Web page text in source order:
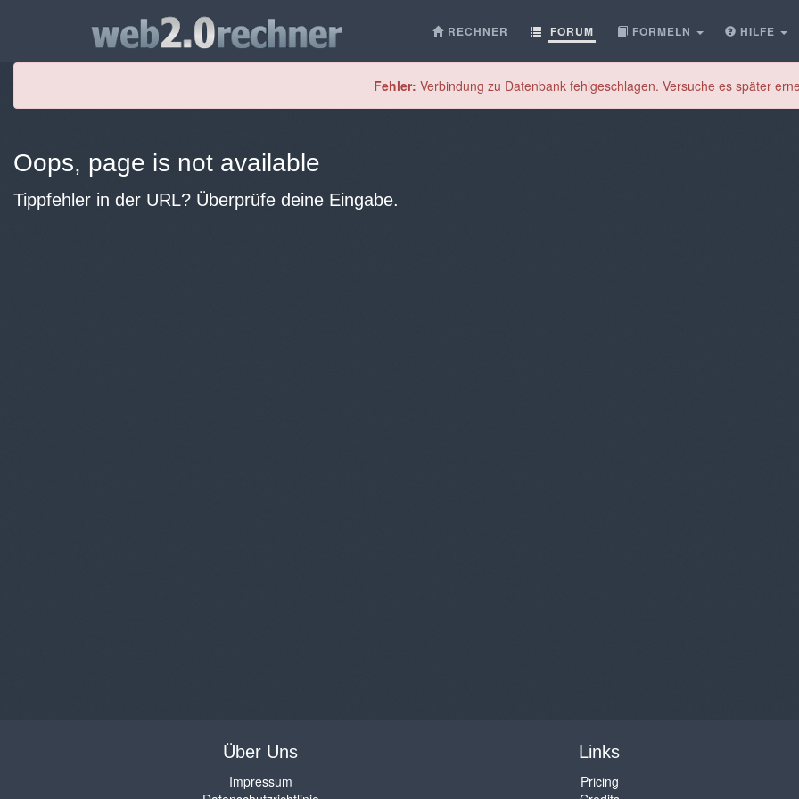
RECHNER FORUM FORMELN HILFE
Fehler: Verbindung zu Datenbank fehlgeschlagen. Versuche es später
Oops, page is not available
Tippfehler in der URL? Überprüfe deine Eingabe.
Über Uns
Impressum
Links
Pricing